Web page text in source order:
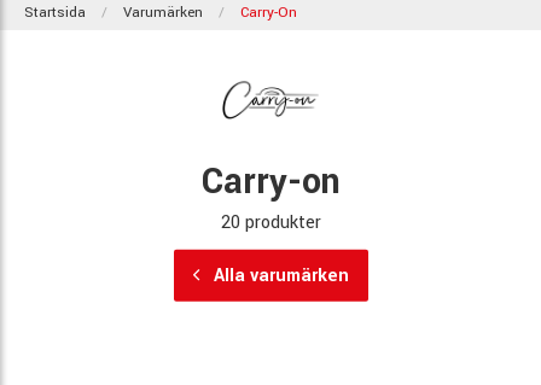
Startsida Varumärken Carry-On
Carry-on
20 produkter
Alla varumärken